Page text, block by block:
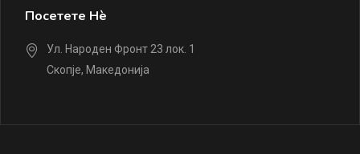
Посетете Нè
Ул. Народен Фронт 23 лок. 1
Скопје, Македонија